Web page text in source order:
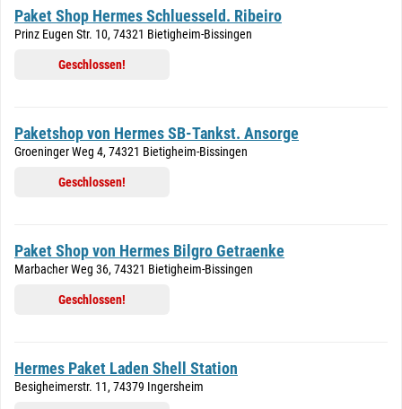
Paket Shop Hermes Schluesseld. Ribeiro
Prinz Eugen Str. 10, 74321 Bietigheim-Bissingen
Geschlossen!
Paketshop von Hermes SB-Tankst. Ansorge
Groeninger Weg 4, 74321 Bietigheim-Bissingen
Geschlossen!
Paket Shop von Hermes Bilgro Getraenke
Marbacher Weg 36, 74321 Bietigheim-Bissingen
Geschlossen!
Hermes Paket Laden Shell Station
Besigheimerstr. 11, 74379 Ingersheim